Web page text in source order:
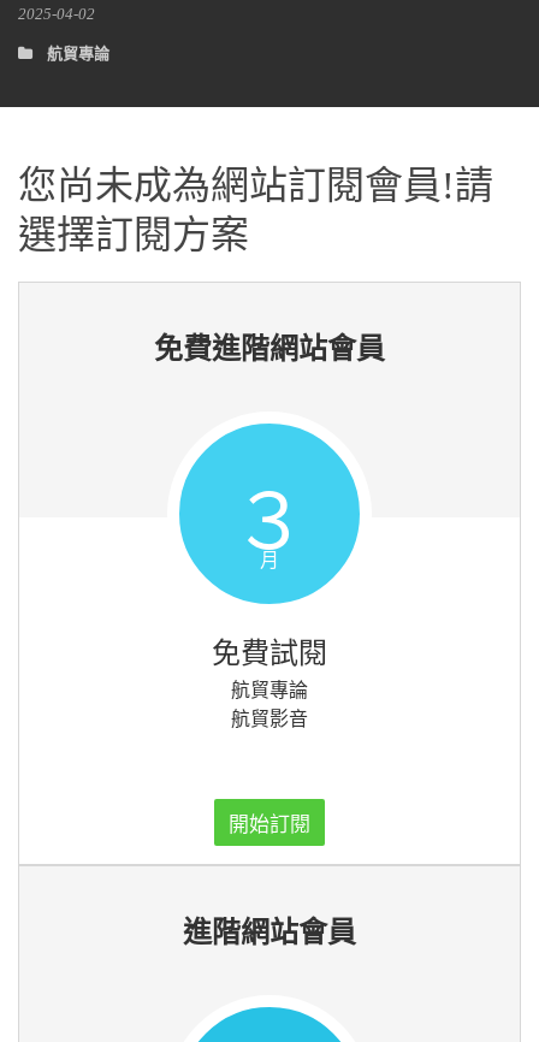
2025-04-02
航貿專論
您尚未成為網站訂閱會員!請
選擇訂閱方案
免費進階網站會員
３
月
免費試閱
航貿專論
航貿影音
開始訂閱
進階網站會員